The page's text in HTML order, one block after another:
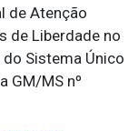
de Atenção
de Liberdade no
Sistema Único
GM/MS nº